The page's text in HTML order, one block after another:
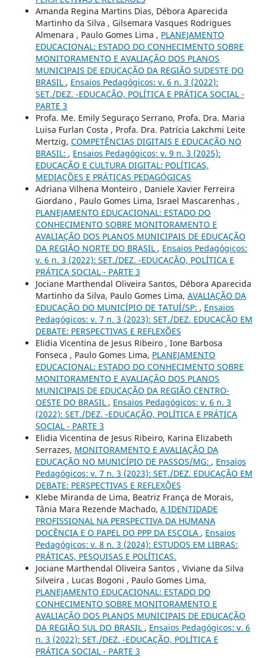
Amanda Regina Martins Dias, Débora Aparecida
Martinho da Silva , Gilsemara Vasques Rodrigues
Almenara , Paulo Gomes Lima , PLANEJAMENTO
EDUCACIONAL: ESTADO DO CONHECIMENTO SOBRE
MONITORAMENTO E AVALIAÇÃO DOS PLANOS
MUNICIPAIS DE EDUCAÇÃO DA REGIÃO SUDESTE DO
BRASIL , Ensaios Pedagógicos: v. 6 n. 3 (2022):
SET./DEZ. -EDUCAÇÃO, POLÍTICA E PRÁTICA SOCIAL -
PARTE 3
Profa. Me. Emily Seguraço Serrano, Profa. Dra. Maria
Luisa Furlan Costa , Profa. Dra. Patrícia Lakchmi Leite
Mertzig, COMPETÊNCIAS DIGITAIS E EDUCAÇÃO NO
BRASIL: , Ensaios Pedagógicos: v. 9 n. 3 (2025):
EDUCAÇÃO E CULTURA DIGITAL: POLÍTICAS,
MEDIAÇÕES E PRÁTICAS PEDAGÓGICAS
Adriana Vilhena Monteiro , Daniele Xavier Ferreira
Giordano , Paulo Gomes Lima, Israel Mascarenhas ,
PLANEJAMENTO EDUCACIONAL: ESTADO DO
CONHECIMENTO SOBRE MONITORAMENTO E
AVALIAÇÃO DOS PLANOS MUNICIPAIS DE EDUCAÇÃO
DA REGIÃO NORTE DO BRASIL , Ensaios Pedagógicos:
v. 6 n. 3 (2022): SET./DEZ. -EDUCAÇÃO, POLÍTICA E
PRÁTICA SOCIAL - PARTE 3
Jociane Marthendal Oliveira Santos, Débora Aparecida
Martinho da Silva, Paulo Gomes Lima, AVALIAÇÃO DA
EDUCAÇÃO DO MUNICÍPIO DE TATUÍ/SP: , Ensaios
Pedagógicos: v. 7 n. 3 (2023): SET./DEZ. EDUCAÇÃO EM
DEBATE: PERSPECTIVAS E REFLEXÕES
Elidia Vicentina de Jesus Ribeiro , Ione Barbosa
Fonseca , Paulo Gomes Lima, PLANEJAMENTO
EDUCACIONAL: ESTADO DO CONHECIMENTO SOBRE
MONITORAMENTO E AVALIAÇÃO DOS PLANOS
MUNICIPAIS DE EDUCAÇÃO DA REGIÃO CENTRO-
OESTE DO BRASIL , Ensaios Pedagógicos: v. 6 n. 3
(2022): SET./DEZ. -EDUCAÇÃO, POLÍTICA E PRÁTICA
SOCIAL - PARTE 3
Elidia Vicentina de Jesus Ribeiro, Karina Elizabeth
Serrazes, MONITORAMENTO E AVALIAÇÃO DA
EDUCAÇÃO NO MUNICÍPIO DE PASSOS/MG: , Ensaios
Pedagógicos: v. 7 n. 3 (2023): SET./DEZ. EDUCAÇÃO EM
DEBATE: PERSPECTIVAS E REFLEXÕES
Klebe Miranda de Lima, Beatriz França de Morais,
Tânia Mara Rezende Machado, A IDENTIDADE
PROFISSIONAL NA PERSPECTIVA DA HUMANA
DOCÊNCIA E O PAPEL DO PPP DA ESCOLA , Ensaios
Pedagógicos: v. 8 n. 3 (2024): ESTUDOS EM LIBRAS:
PRÁTICAS, PESQUISAS E POLÍTICAS.
Jociane Marthendal Oliveira Santos , Viviane da Silva
Silveira , Lucas Bogoni , Paulo Gomes Lima,
PLANEJAMENTO EDUCACIONAL: ESTADO DO
CONHECIMENTO SOBRE MONITORAMENTO E
AVALIAÇÃO DOS PLANOS MUNICIPAIS DE EDUCAÇÃO
DA REGIÃO SUL DO BRASIL , Ensaios Pedagógicos: v. 6
n. 3 (2022): SET./DEZ. -EDUCAÇÃO, POLÍTICA E
PRÁTICA SOCIAL - PARTE 3